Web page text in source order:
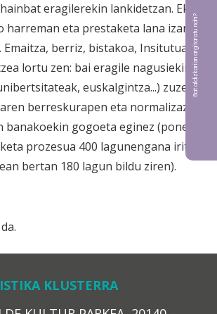
eragilerekin lankidetzan. Ekimen
eta prestaketa lana izan
berriz, bistakoa, Insitutuaren
lortu zen: bai eragile nagusiekin
euskalgintza...) zuzenean
berreskurapen eta normalizazio
gogoeta eginez (ponentzia
prozesua 400 lagunengana iritsi
bertan 180 lagun bildu ziren).
KLUSTERRA
Bat aldizkarian argitaratu nahi?